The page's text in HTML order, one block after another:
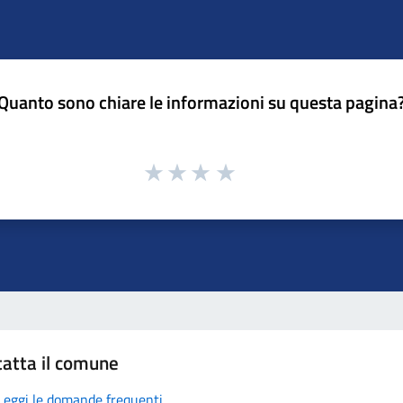
sono chiare le informazioni su questa
il comune